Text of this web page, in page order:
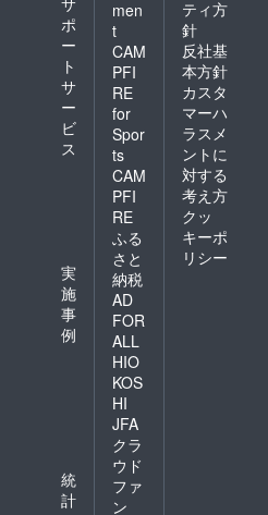
ポ
ー
ト
サ
ー
ビ
ス
実
施
事
例
統
計
men
t
CAM
PFI
RE
for
Spor
ts
CAM
PFI
RE
ふる
さと
納税
AD
FOR
ALL
HIO
KOS
HI
JFA
クラ
ウド
ファ
ン
ティ方
針
反社基
本方針
カスタ
マーハ
ラスメ
ントに
対する
考え方
クッ
キーポ
リシー